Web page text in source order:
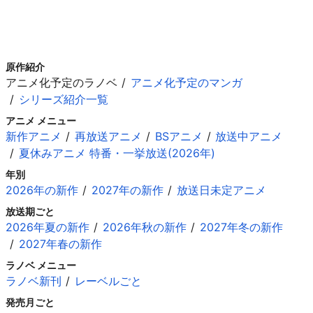
原作紹介
アニメ化予定のラノベ
アニメ化予定のマンガ
シリーズ紹介一覧
アニメ メニュー
新作アニメ 再放送アニメ BSアニメ
放送中アニメ
夏休みアニメ 特番・一挙放送(2026年)
年別
2026年の新作 2027年の新作 放送日未定アニメ
放送期ごと
2026年夏の新作 2026年秋の新作
2027年冬の新作
2027年春の新作
ラノベ メニュー
ラノベ新刊 レーベルごと
発売月ごと